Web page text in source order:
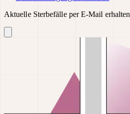
Aktuelle Sterbefälle per E-Mail